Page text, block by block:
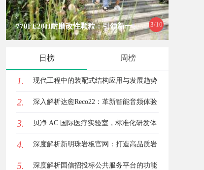
3/10
770FE20H耐磨改性颗粒：引领新一
日榜 周榜
1. 现代工程中的装配式结构应用与发展趋势
探析
2. 深入解析达愈Reco22：革新智能音频体验
的先锋技术
3. 贝净 AC 国际医疗实验室，标准化研发体
系全解析
4. 深度解析新明珠岩板官网：打造高品质岩
板行业标杆平台
5. 深度解析国信招投标公共服务平台的功能